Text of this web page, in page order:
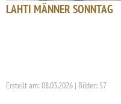
LAHTI MÄNNER SONNTAG
Erstellt am: 08.03.2026 | Bilder: 57